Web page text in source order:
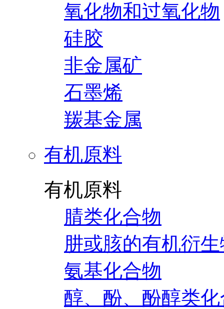
氧化物和过氧化物
硅胶
非金属矿
石墨烯
羰基金属
有机原料
有机原料
腈类化合物
肼或胲的有机衍
氨基化合物
醇、酚、酚醇类